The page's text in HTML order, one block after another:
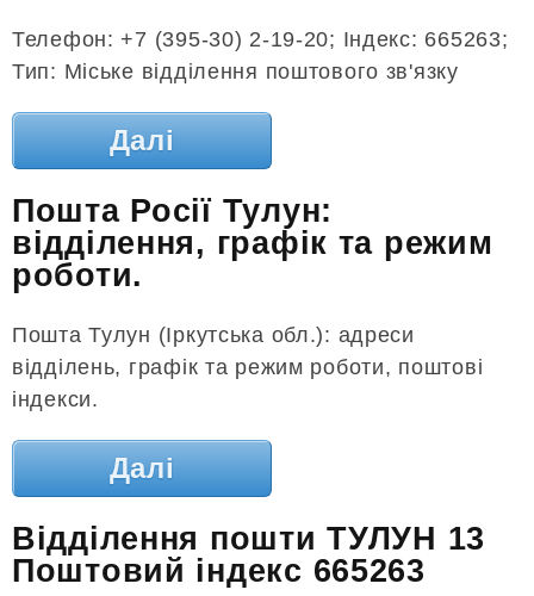
Телефон: +7 (395-30) 2-19-20; Індекс: 665263;
Тип: Міське відділення поштового зв'язку
Далі
Пошта Росії Тулун:
відділення, графік та режим
роботи.
Пошта Тулун (Іркутська обл.): адреси
відділень, графік та режим роботи, поштові
індекси.
Далі
Відділення пошти ТУЛУН 13
Поштовий індекс 665263